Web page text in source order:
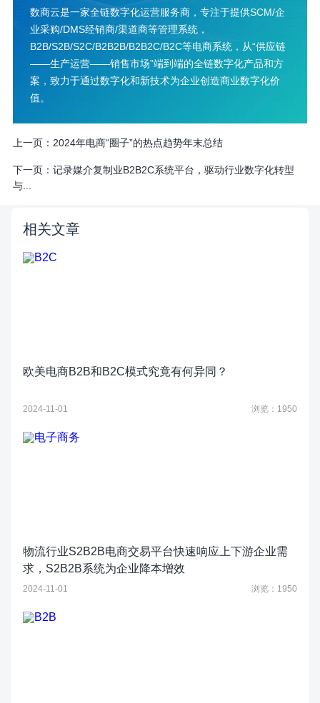
数商云是一家全链数字化运营服务商，专注于提供SCM/企
业采购/DMS经销商/渠道商等管理系统，
B2B/S2B/S2C/B2B2B/B2B2C/B2C等电商系统，从“供应链
——生产运营——销售市场”端到端的全链数字化产品和方
案，致力于通过数字化和新技术为企业创造商业数字化价
值。
上一页： 2024年电商“圈子”的热点趋势年末总结
下一页： 记录媒介复制业B2B2C系统平台，驱动行业数字化转型
与...
相关文章
欧美电商B2B和B2C模式究竟有何异同？
2024-11-01 浏览：1950
物流行业S2B2B电商交易平台快速响应上下游企业需
求，S2B2B系统为企业降本增效
2024-11-01 浏览：1950